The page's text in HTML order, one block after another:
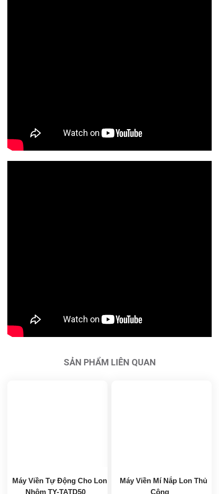
SẢN PHẨM LIÊN QUAN
Máy Viền Tự Động Cho Lon
Nhôm TY-TATD50
Máy Viền Mí Nắp Lon Thủ
Công